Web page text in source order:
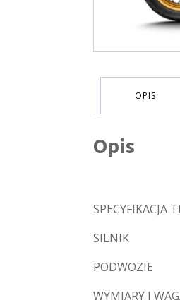
OPIS
Opis
SPECYFIKACJA
SILNIK
PODWOZIE
WYMIARY I